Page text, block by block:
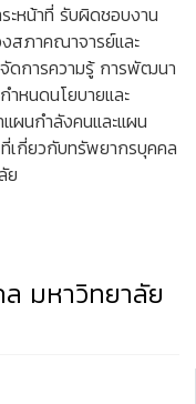
หน้าที่ รับผิดชอบงาน
สภาคณาจารย์และ
ดการความรู้ การพัฒนา
ำหนดนโยบายและ
ผนกำลังคนและแผน
กี่ยวกับทรัพยากรบุคคล
ย
มหาวิทยาลัย